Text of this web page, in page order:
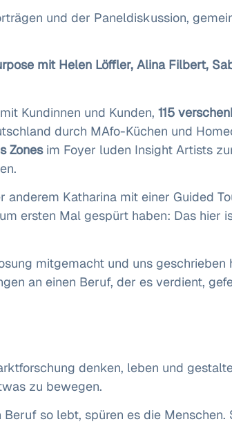
und der Paneldiskussion,
mit Helen Löffler, Alina Filbert,
mit Kundinnen und Kunden, 115
durch MAfo-Küchen und
Zonesim Foyer luden Insight Artists
anderem Katharina mit einer Guided
ersten Mal gespürt haben: Das hier
mitgemacht und uns geschrieben
an einen Beruf, der es verdient,
denken, leben und
zu bewegen.
so lebt, spüren es die Menschen.